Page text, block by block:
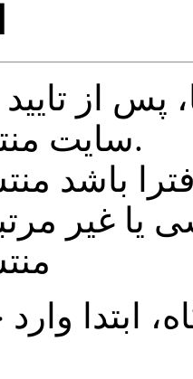
از
سایت منتشر خواهد شد.
یا غیر
ابتدا